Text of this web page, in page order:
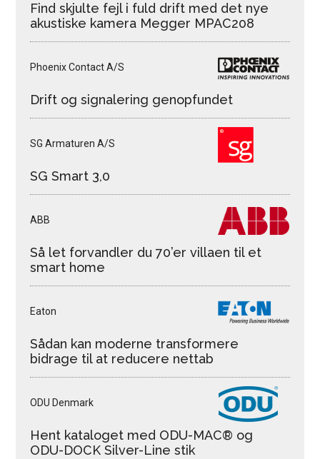
Find skjulte fejl i fuld drift med det nye
akustiske kamera Megger MPAC208
Phoenix Contact A/S
Drift og signalering genopfundet
SG Armaturen A/S
SG Smart 3,0
ABB
Så let forvandler du 70’er villaen til et
smart home
Eaton
Sådan kan moderne transformere
bidrage til at reducere nettab
ODU Denmark
Hent kataloget med ODU-MAC® og
ODU-DOCK Silver-Line stik